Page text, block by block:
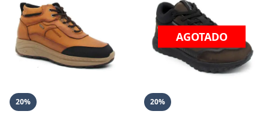
20% 20%
AGOTADO